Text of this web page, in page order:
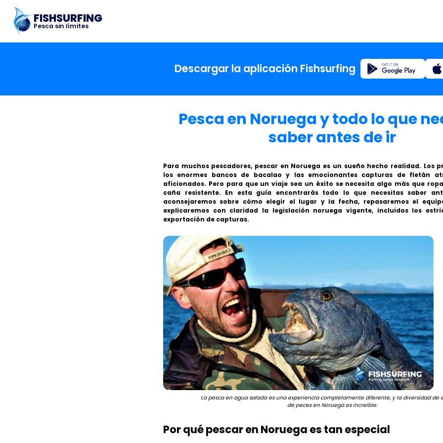
FISHSURFING
Pesca sin límites
Inicio
Blog
Acerca
Business
Descargar la aplicación Fishsurfing
Pesca en Noruega y todo lo que
saber antes de ir
Para muchos pescadores, pescar en Noruega es un sueño hecho realidad. Los
los enormes bancos de bacalao y las emocionantes capturas de fletán
aficionados. Pero para que un viaje sea un éxito se necesita algo más que
caña resistente. En esta guía encontrarás todo lo que necesitas saber
aconsejaremos sobre cómo elegir el lugar y la fecha, repasaremos el
explicaremos con claridad la legislación noruega vigente, incluidos los
exportación de capturas.
La pesca en agua salada es una experiencia completamente diferente, y la diversidad de
de peces en Noruega es increíble.
Por qué pescar en Noruega es tan especial